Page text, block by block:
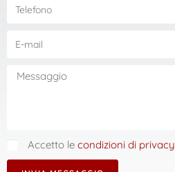
Accetto le condizioni di privacy